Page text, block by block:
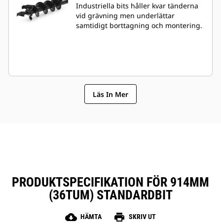
Industriella bits håller kvar tänderna
vid grävning men underlättar
samtidigt borttagning och montering.
Läs In Mer
PRODUKTSPECIFIKATION FÖR 914MM
(36TUM) STANDARDBIT
cloud_download HÄMTA print SKRIV UT